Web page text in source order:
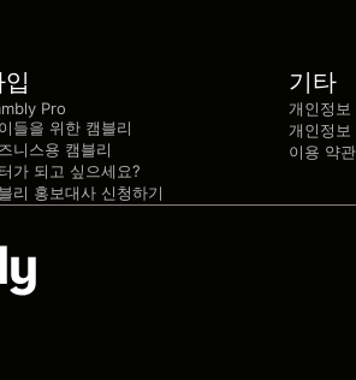
Pro
들을 위한 캠블리
니스용 캠블리
가 되고 싶으세요?
리 홍보대사 신청하기
기타
개인정보
개인정보
이용 약